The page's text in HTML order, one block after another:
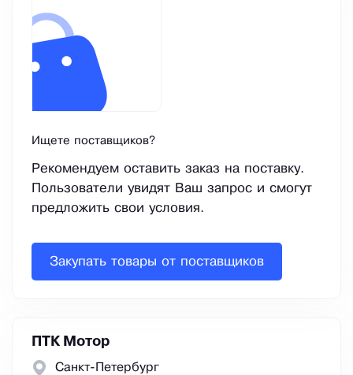
Ищете поставщиков?
Рекомендуем оставить заказ на поставку.
Пользователи увидят Ваш запрос и смогут
предложить свои условия.
Закупать товары от поставщиков
ПТК Мотор
Санкт-Петербург